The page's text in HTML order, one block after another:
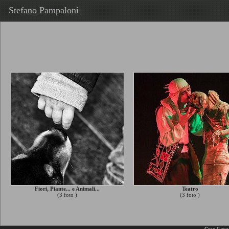
Stefano Pampaloni
Fiori, Piante... e Animali...
(3 foto )
Teatro
(3 foto )